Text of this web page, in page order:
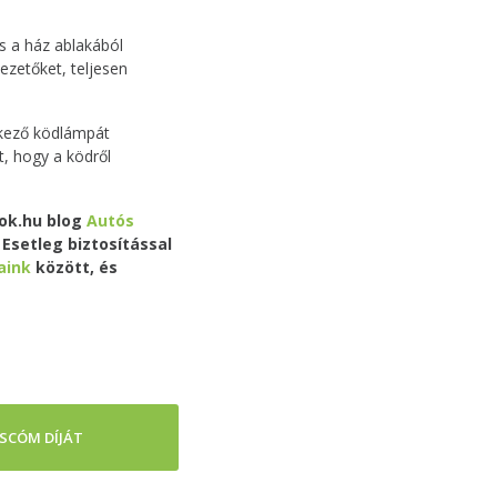
a ház ablakából
teljesen
ködlámpát
hogy a ködről
blog Autós
biztosítással
között, és
DÍJÁT